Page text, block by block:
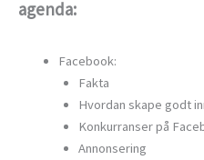
agenda:
Facebook:
Fakta
Hvordan skape godt
Konkurranser på
Annonsering